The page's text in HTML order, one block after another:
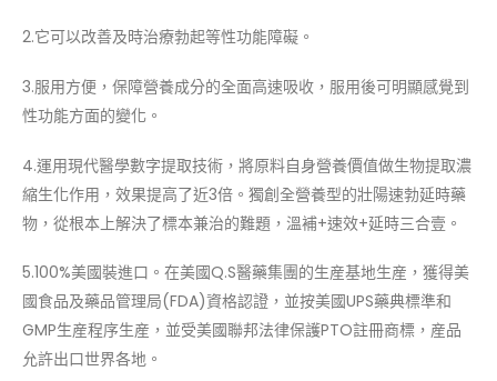
2.它可以改善及時治療勃起等性功能障礙。
3.服用方便，保障營養成分的全面高速吸收，服用後可明顯感覺到
性功能方面的變化。
4.運用現代醫學數字提取技術，將原料自身營養價值做生物提取濃
縮生化作用，效果提高了近3倍。獨創全營養型的壯陽速勃延時藥
物，從根本上解決了標本兼治的難題，溫補+速效+延時三合壹。
5.100%美國裝進口。在美國Q.S醫藥集團的生産基地生産，獲得美
國食品及藥品管理局(FDA)資格認證，並按美國UPS藥典標準和
GMP生産程序生産，並受美國聯邦法律保護PTO註冊商標，産品
允許出口世界各地。